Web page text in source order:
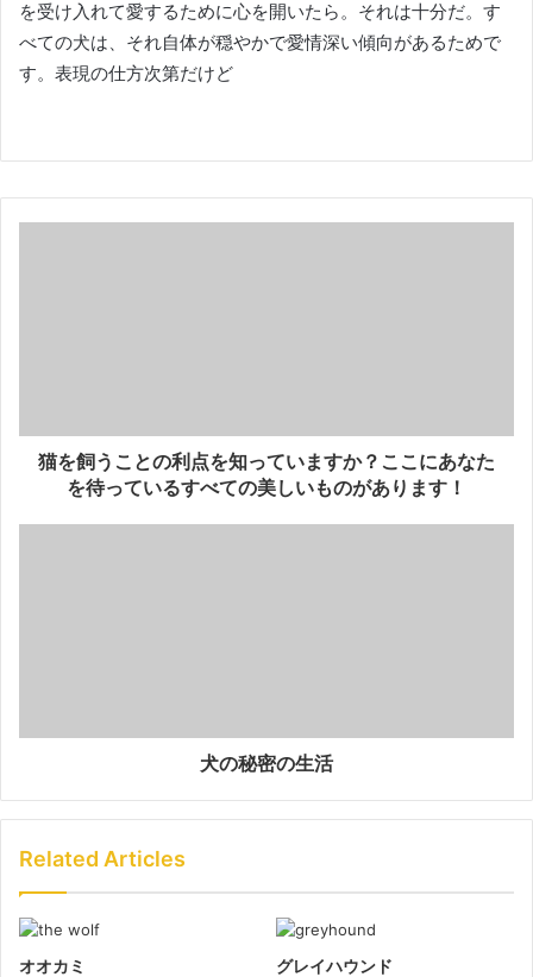
を受け入れて愛するために心を開いたら。 それは十分だ。 す
べての犬は、それ自体が穏やかで愛情深い傾向があるためで
す。 表現の仕方次第だけど
猫を飼うことの利点を知っていますか？ここにあなた
を待っているすべての美しいものがあります！
犬の秘密の生活
Related Articles
オオカミ グレイハウンド